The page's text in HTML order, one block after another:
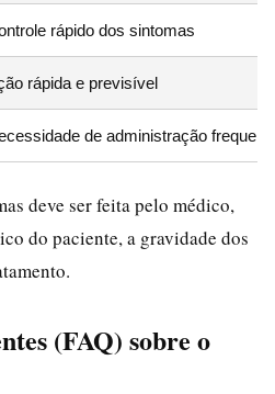
rápido dos sintomas
rápida e previsível
de administração
deve ser feita pelo médico,
do paciente, a gravidade dos
(FAQ) sobre o